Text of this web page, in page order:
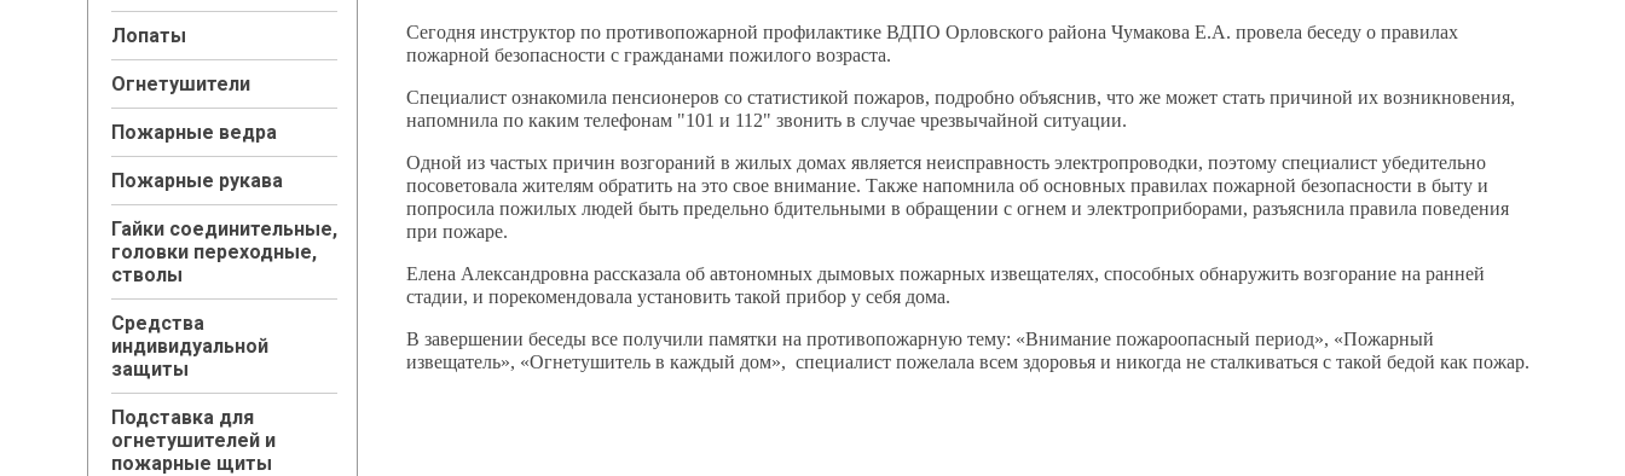
Лопаты
Огнетушители
Пожарные ведра
Пожарные рукава
Гайки соединительные,
головки переходные,
стволы
Средства
индивидуальной
защиты
Подставка для
огнетушителей и
пожарные щиты
Сегодня инструктор по противопожарной профилактике ВДПО Орловского района Чумакова Е.А. провела беседу о правилах
пожарной безопасности с гражданами пожилого возраста.
Специалист ознакомила пенсионеров со статистикой пожаров, подробно объяснив, что же может стать причиной их возникновения,
напомнила по каким телефонам "101 и 112" звонить в случае чрезвычайной ситуации.
Одной из частых причин возгораний в жилых домах является неисправность электропроводки, поэтому специалист убедительно
посоветовала жителям обратить на это свое внимание. Также напомнила об основных правилах пожарной безопасности в быту и
попросила пожилых людей быть предельно бдительными в обращении с огнем и электроприборами, разъяснила правила поведения
при пожаре.
Елена Александровна рассказала об автономных дымовых пожарных извещателях, способных обнаружить возгорание на ранней
стадии, и порекомендовала установить такой прибор у себя дома.
В завершении беседы все получили памятки на противопожарную тему: «Внимание пожароопасный период», «Пожарный
извещатель», «Огнетушитель в каждый дом», специалист пожелала всем здоровья и никогда не сталкиваться с такой бедой как пожар.